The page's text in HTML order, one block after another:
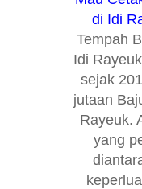
di Idi
Tempah
Idi
sejak
jutaan
Rayeuk.
yang